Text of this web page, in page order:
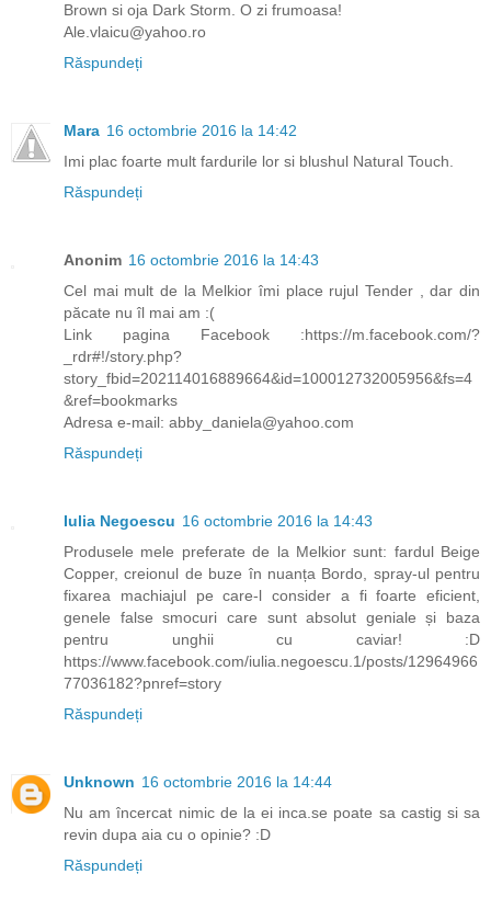
Brown si oja Dark Storm. O zi frumoasa!
Ale.vlaicu@yahoo.ro
Răspundeți
Mara 16 octombrie 2016 la 14:42
Imi plac foarte mult fardurile lor si blushul Natural Touch.
Răspundeți
Anonim 16 octombrie 2016 la 14:43
Cel mai mult de la Melkior îmi place rujul Tender , dar din
păcate nu îl mai am :(
Link pagina Facebook :https://m.facebook.com/?
_rdr#!/story.php?
story_fbid=202114016889664&id=100012732005956&fs=4
&ref=bookmarks
Adresa e-mail: abby_daniela@yahoo.com
Răspundeți
Iulia Negoescu 16 octombrie 2016 la 14:43
Produsele mele preferate de la Melkior sunt: fardul Beige
Copper, creionul de buze în nuanța Bordo, spray-ul pentru
fixarea machiajul pe care-l consider a fi foarte eficient,
genele false smocuri care sunt absolut geniale și baza
pentru unghii cu caviar! :D
https://www.facebook.com/iulia.negoescu.1/posts/12964966
77036182?pnref=story
Răspundeți
Unknown 16 octombrie 2016 la 14:44
Nu am încercat nimic de la ei inca.se poate sa castig si sa
revin dupa aia cu o opinie? :D
Răspundeți